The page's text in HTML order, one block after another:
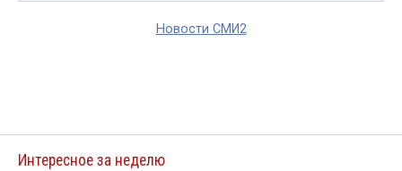
Новости СМИ2
Интересное за неделю